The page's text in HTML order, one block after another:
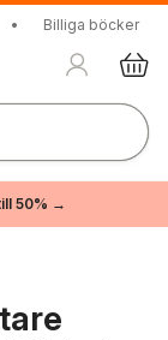
• Billiga böcker
50% →